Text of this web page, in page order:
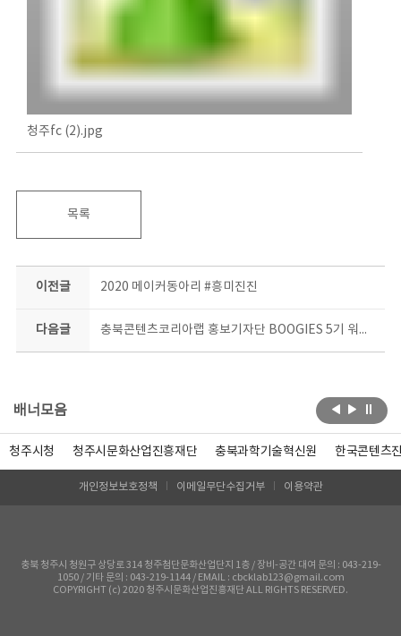
청주fc (2).jpg
목록
이전글 2020 메이커동아리 #흥미진진
다음글 충북콘텐츠코리아랩 홍보기자단 BOOGIES 5기 워크숍
배너모음
청주시청 청주시문화산업진흥재단 충북과학기술혁신원 한국콘텐츠
개인정보보호정책 이메일무단수집거부 이용약관
충북 청주시 청원구 상당로 314 청주첨단문화산업단지 1층 / 장비-공간 대여 문의 : 043-219-
1050 / 기타 문의 : 043-219-1144 / EMAIL : cbcklab123@gmail.com
COPYRIGHT (c) 2020 청주시문화산업진흥재단 ALL RIGHTS RESERVED.